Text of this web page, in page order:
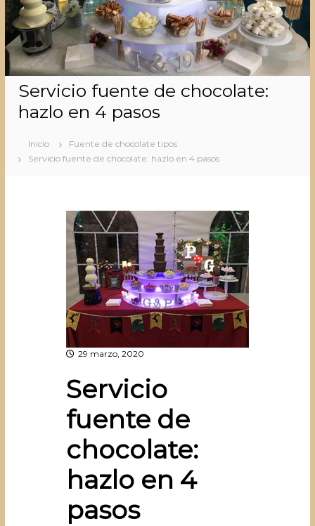
Servicio fuente de chocolate:
hazlo en 4 pasos
Inicio
Fuente de chocolate tipos
Servicio fuente de chocolate: hazlo en 4 pasos
29 marzo, 2020
Servicio
fuente de
chocolate:
hazlo en 4
pasos